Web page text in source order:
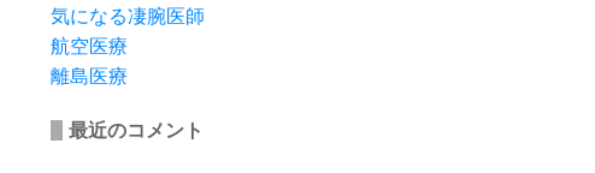
気になる凄腕医師
航空医療
離島医療
最近のコメント